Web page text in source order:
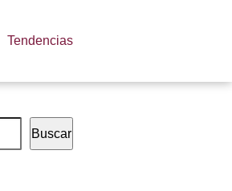
Tendencias
Buscar